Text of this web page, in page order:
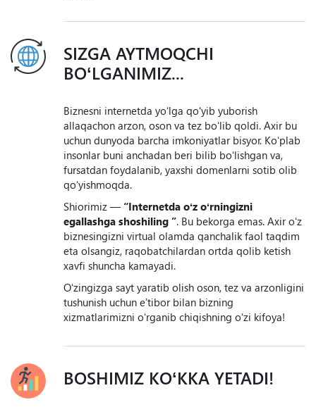
SIZGA AYTMOQCHI
BOʻLGANIMIZ...
Biznesni internetda yoʻlga qoʻyib yuborish
allaqachon arzon, oson va tez boʻlib qoldi. Axir bu
uchun dunyoda barcha imkoniyatlar bisyor. Koʻplab
insonlar buni anchadan beri bilib boʻlishgan va,
fursatdan foydalanib, yaxshi domenlarni sotib olib
qoʻyishmoqda.
Shiorimiz — “Internetda oʻz oʻrningizni
egallashga shoshiling ”. Bu bekorga emas. Axir oʻz
biznesingizni virtual olamda qanchalik faol taqdim
eta olsangiz, raqobatchilardan ortda qolib ketish
xavfi shuncha kamayadi.
Oʻzingizga sayt yaratib olish oson, tez va arzonligini
tushunish uchun eʼtibor bilan bizning
xizmatlarimizni oʻrganib chiqishning oʻzi kifoya!
BOSHIMIZ KOʻKKA YETADI!